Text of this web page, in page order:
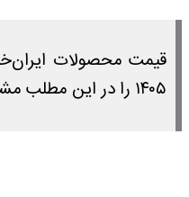
۱۴۰۵ را در این مطلب مشاهده میکنید.